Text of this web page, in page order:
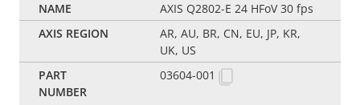
AXIS Q2802-E 24 HFoV 30 fps
AR, AU, BR, CN, EU, JP, KR,
UK, US
03604-001